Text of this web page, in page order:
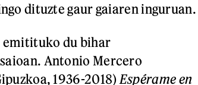
dituzte gaur gaiaren inguruan.
emitituko du bihar
Antonio Mercero
1936-2018) Espérame en